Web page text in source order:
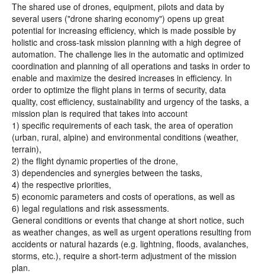
The shared use of drones, equipment, pilots and data by
several users ("drone sharing economy") opens up great
potential for increasing efficiency, which is made possible by
holistic and cross-task mission planning with a high degree of
automation. The challenge lies in the automatic and optimized
coordination and planning of all operations and tasks in order to
enable and maximize the desired increases in efficiency. In
order to optimize the flight plans in terms of security, data
quality, cost efficiency, sustainability and urgency of the tasks, a
mission plan is required that takes into account
1) specific requirements of each task, the area of ​​​​operation
(urban, rural, alpine) and environmental conditions (weather,
terrain),
2) the flight dynamic properties of the drone,
3) dependencies and synergies between the tasks,
4) the respective priorities,
5) economic parameters and costs of operations, as well as
6) legal regulations and risk assessments.
General conditions or events that change at short notice, such
as weather changes, as well as urgent operations resulting from
accidents or natural hazards (e.g. lightning, floods, avalanches,
storms, etc.), require a short-term adjustment of the mission
plan.